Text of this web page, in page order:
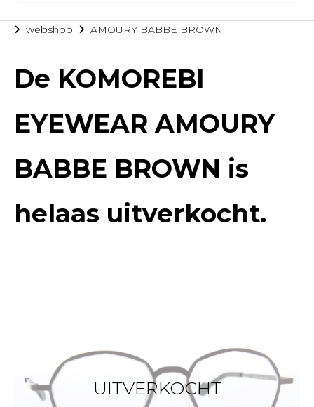
webshop AMOURY BABBE BROWN
De KOMOREBI
EYEWEAR AMOURY
BABBE BROWN is
helaas uitverkocht.
UITVERKOCHT